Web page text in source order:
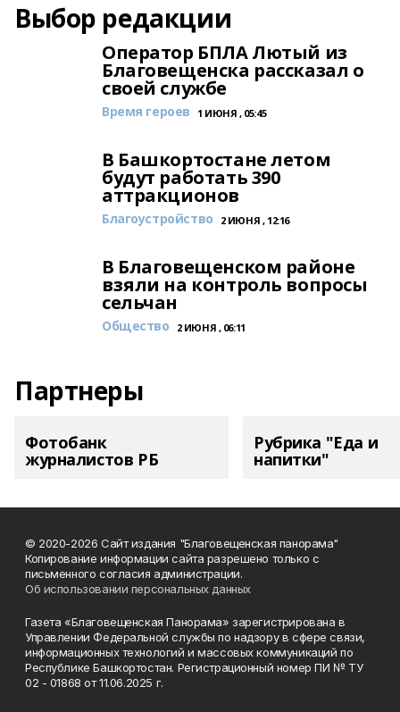
Выбор редакции
Оператор БПЛА Лютый из
Благовещенска рассказал о
своей службе
Время героев 1 ИЮНЯ , 05:45
В Башкортостане летом
будут работать 390
аттракционов
Благоустройство 2 ИЮНЯ , 12:16
В Благовещенском районе
взяли на контроль вопросы
сельчан
Общество 2 ИЮНЯ , 06:11
Партнеры
Фотобанк
журналистов РБ
Рубрика "Еда и
напитки"
© 2020-2026 Сайт издания "Благовещенская панорама"
Копирование информации сайта разрешено только с
письменного согласия администрации.
Об использовании персональных данных
Газета «Благовещенская Панорама» зарегистрирована в
Управлении Федеральной службы по надзору в сфере связи,
информационных технологий и массовых коммуникаций по
Республике Башкортостан. Регистрационный номер ПИ № ТУ
02 - 01868 от 11.06.2025 г.